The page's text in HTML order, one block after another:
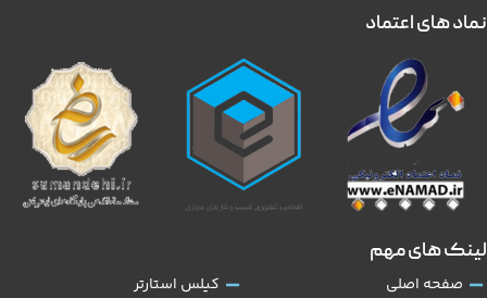
لینک های مهم
صفحه اصلی
کیلس استارتر
نماد های اعتماد